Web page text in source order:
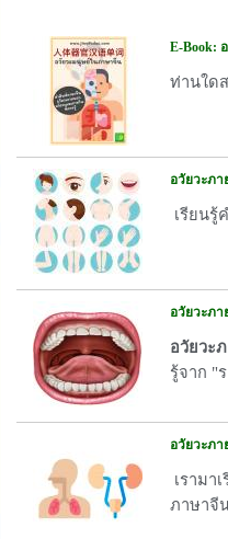
E-Book:
ท่านใด
อวัยวะภ
เรียนรู้
อวัยวะภ
อวัยวะ
รู้จาก "
อวัยวะภ
เรามา
ภาษาจี